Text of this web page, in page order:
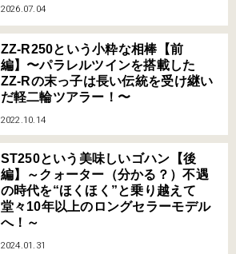
2026.07.04
ZZ-R250という小粋な相棒【前
編】〜パラレルツインを搭載した
ZZ-Rの末っ子は長い伝統を受け継い
だ軽二輪ツアラー！〜
2022.10.14
ST250という美味しいゴハン【後
編】～クォーター（分かる？）不遇
の時代を“ほくほく”と乗り越えて
堂々10年以上のロングセラーモデル
へ！～
2024.01.31